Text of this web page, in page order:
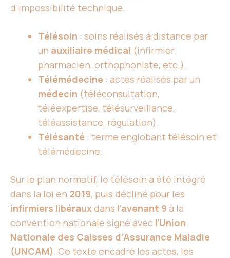
d’impossibilité technique.
Télésoin : soins réalisés à distance par
un auxiliaire médical (infirmier,
pharmacien, orthophoniste, etc.).
Télémédecine : actes réalisés par un
médecin (téléconsultation,
téléexpertise, télésurveillance,
téléassistance, régulation).
Télésanté : terme englobant télésoin et
télémédecine.
Sur le plan normatif, le télésoin a été intégré
dans la loi en 2019, puis décliné pour les
infirmiers libérauxdans l’avenant 9 à la
convention nationale signé avec l’Union
Nationale des Caisses d’Assurance Maladie
(UNCAM). Ce texte encadre les actes, les